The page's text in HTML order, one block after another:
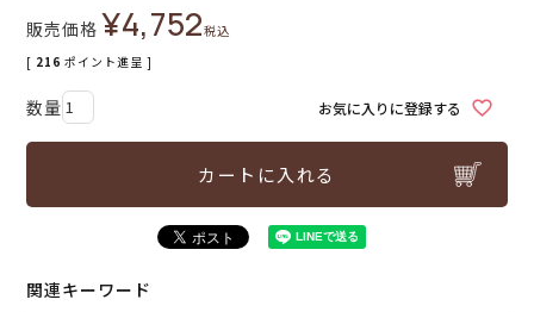
販売価格 ¥4,752税込
[ 216 ポイント進呈 ]
お気に入りに登録する
カートに入れる
関連キーワード